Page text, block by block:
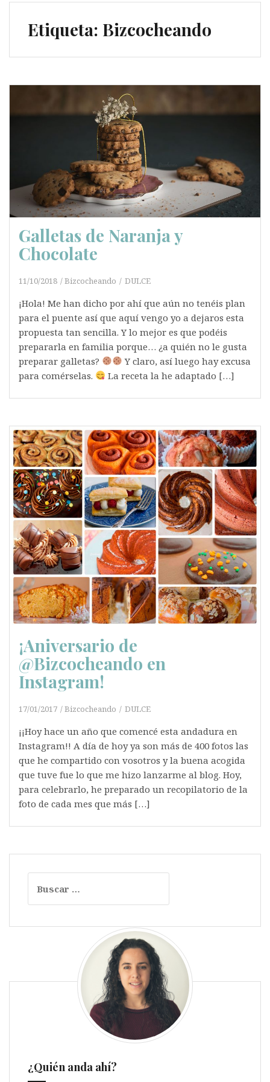
Etiqueta: Bizcocheando
Galletas de Naranja y
Chocolate
11/10/2018 Bizcocheando DULCE
¡Hola! Me han dicho por ahí que aún no tenéis plan
para el puente así que aquí vengo yo a dejaros esta
propuesta tan sencilla. Y lo mejor es que podéis
prepararla en familia porque… ¿a quién no le gusta
preparar galletas?
Y claro, así luego hay excusa
para comérselas.
La receta la he adaptado […]
¡Aniversario de
@Bizcocheando en
Instagram!
17/01/2017 Bizcocheando DULCE
¡¡Hoy hace un año que comencé esta andadura en
Instagram!! A día de hoy ya son más de 400 fotos las
que he compartido con vosotros y la buena acogida
que tuve fue lo que me hizo lanzarme al blog. Hoy,
para celebrarlo, he preparado un recopilatorio de la
foto de cada mes que más […]
¿Quién anda ahí?